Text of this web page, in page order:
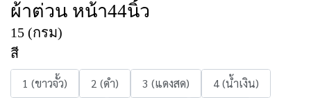
ผ้าต่วน หน้า44นิ้ว
15 (กรม)
สี
1 (ขาวจั้ว) 2 (ดำ) 3 (แดงสด)
4 (น้ำเงิน)